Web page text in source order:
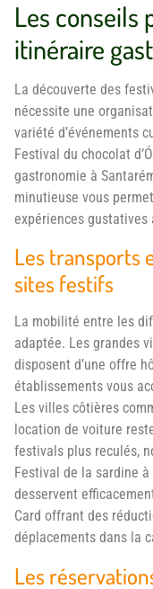
Les conseils
itinéraire
La découverte des
nécessite une
variété d’événements
Festival du chocolat
gastronomie à
minutieuse vous
expériences gustatives
Les transports
sites festifs
La mobilité entre les
adaptée. Les grandes
disposent d’une offre
établissements vous
Les villes côtières
location de voiture
festivals plus reculés,
Festival de la sardine
desservent
Card offrant des
déplacements dans la
Les